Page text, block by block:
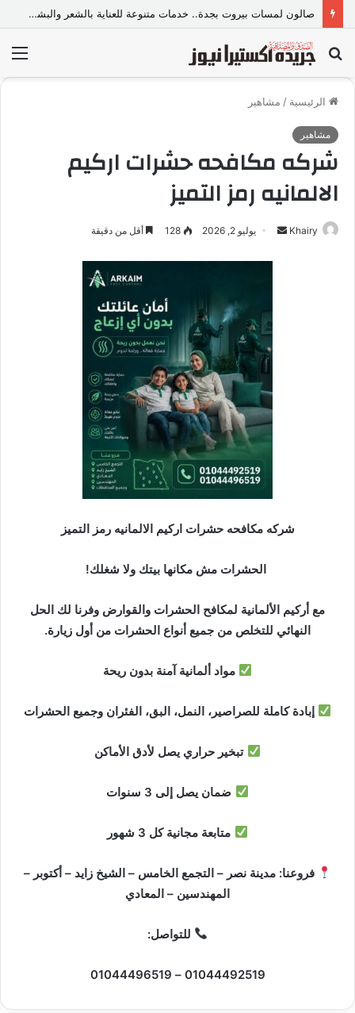
صالون لمسات بيروت بجدة.. خدمات متنوعة للعناية بالشعر والبشرة وإطلالة المرأة
بحث
عن
الرئيسية / مشاهير
مشاهير
شركه مكافحه حشرات اركيم
الالمانيه رمز التميز
Khairy
ي
يوليو 2, 2026 128 أقل من دقيقة
شركه مكافحه حشرات اركيم الالمانيه رمز التميز
الحشرات مش مكانها بيتك ولا شغلك!
مع أركيم الألمانية لمكافح الحشرات والقوارض وفرنا لك الحل
النهائي للتخلص من جميع أنواع الحشرات من أول زيارة.
مواد ألمانية آمنة بدون ريحة
إبادة كاملة للصراصير، النمل، البق، الفئران وجميع الحشرات
تبخير حراري يصل لأدق الأماكن
ضمان يصل إلى 3 سنوات
متابعة مجانية كل 3 شهور
فروعنا: مدينة نصر – التجمع الخامس – الشيخ زايد – أكتوبر –
المهندسين – المعادي
للتواصل:
01044492519 – 01044496519